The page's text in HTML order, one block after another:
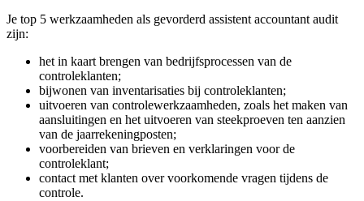
Je top 5 werkzaamheden als gevorderd assistent accountant audit
zijn:
het in kaart brengen van bedrijfsprocessen van de
controleklanten;
bijwonen van inventarisaties bij controleklanten;
uitvoeren van controlewerkzaamheden, zoals het maken van
aansluitingen en het uitvoeren van steekproeven ten aanzien
van de jaarrekeningposten;
voorbereiden van brieven en verklaringen voor de
controleklant;
contact met klanten over voorkomende vragen tijdens de
controle.